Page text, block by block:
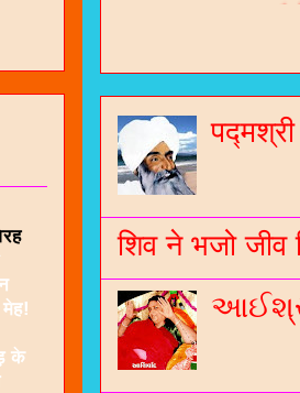
जनरल
शिव ने भजो जीव
के